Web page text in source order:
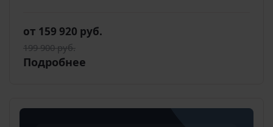
от 159 920 руб.
199 900 руб.
Подробнее